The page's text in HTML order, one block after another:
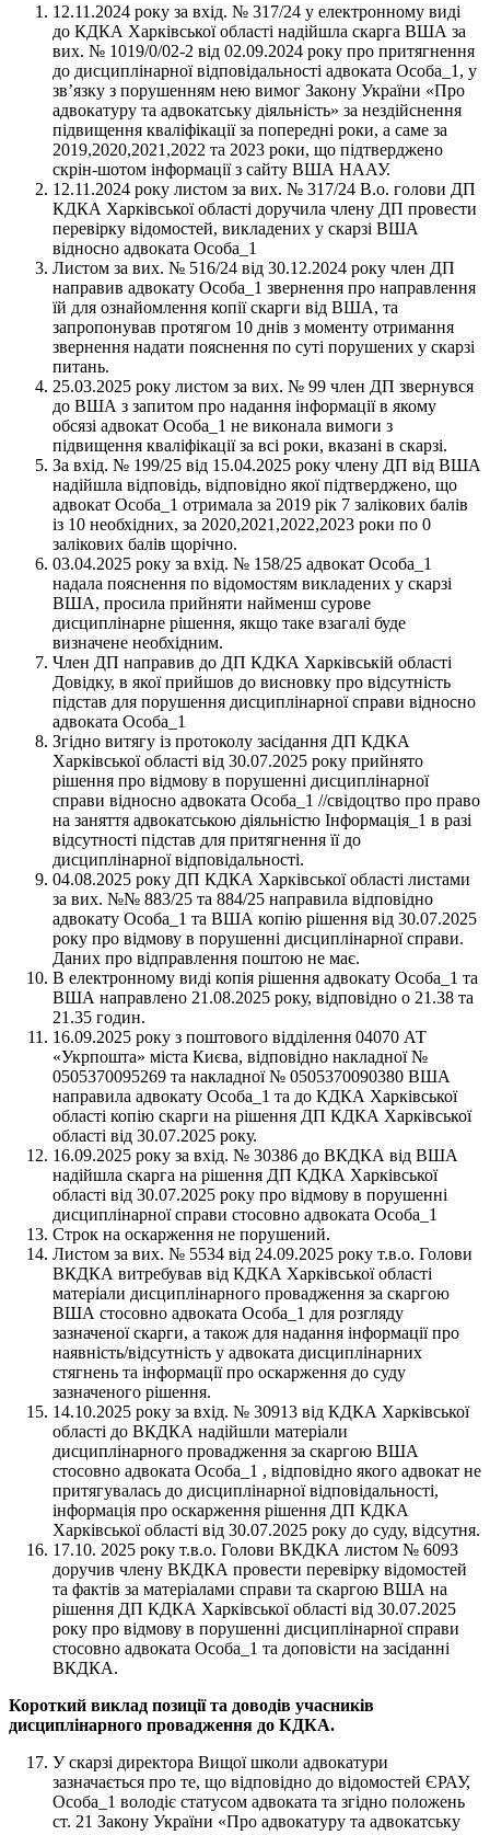
12.11.2024 року за вхід. № 317/24 у електронному виді
до КДКА Харківської області надійшла скарга ВША за
вих. № 1019/0/02-2 від 02.09.2024 року про притягнення
до дисциплінарної відповідальності адвоката Особа_1, у
зв’язку з порушенням нею вимог Закону України «Про
адвокатуру та адвокатську діяльність» за нездійснення
підвищення кваліфікації за попередні роки, а саме за
2019,2020,2021,2022 та 2023 роки, що підтверджено
скрін-шотом інформації з сайту ВША НААУ.
12.11.2024 року листом за вих. № 317/24 В.о. голови ДП
КДКА Харківської області доручила члену ДП провести
перевірку відомостей, викладених у скарзі ВША
відносно адвоката Особа_1
Листом за вих. № 516/24 від 30.12.2024 року член ДП
направив адвокату Особа_1 звернення про направлення
їй для ознайомлення копії скарги від ВША, та
запропонував протягом 10 днів з моменту отримання
звернення надати пояснення по суті порушених у скарзі
питань.
25.03.2025 року листом за вих. № 99 член ДП звернувся
до ВША з запитом про надання інформації в якому
обсязі адвокат Особа_1 не виконала вимоги з
підвищення кваліфікації за всі роки, вказані в скарзі.
За вхід. № 199/25 від 15.04.2025 року члену ДП від ВША
надійшла відповідь, відповідно якої підтверджено, що
адвокат Особа_1 отримала за 2019 рік 7 залікових балів
із 10 необхідних, за 2020,2021,2022,2023 роки по 0
залікових балів щорічно.
03.04.2025 року за вхід. № 158/25 адвокат Особа_1
надала пояснення по відомостям викладених у скарзі
ВША, просила прийняти найменш сурове
дисциплінарне рішення, якщо таке взагалі буде
визначене необхідним.
Член ДП направив до ДП КДКА Харківській області
Довідку, в якої прийшов до висновку про відсутність
підстав для порушення дисциплінарної справи відносно
адвоката Особа_1
Згідно витягу із протоколу засідання ДП КДКА
Харківської області від 30.07.2025 року прийнято
рішення про відмову в порушенні дисциплінарної
справи відносно адвоката Особа_1 //свідоцтво про право
на заняття адвокатською діяльністю Інформація_1 в разі
відсутності підстав для притягнення її до
дисциплінарної відповідальності.
04.08.2025 року ДП КДКА Харківської області листами
за вих. №№ 883/25 та 884/25 направила відповідно
адвокату Особа_1 та ВША копію рішення від 30.07.2025
року про відмову в порушенні дисциплінарної справи.
Даних про відправлення поштою не має.
В електронному виді копія рішення адвокату Особа_1 та
ВША направлено 21.08.2025 року, відповідно о 21.38 та
21.35 годин.
16.09.2025 року з поштового відділення 04070 АТ
«Укрпошта» міста Києва, відповідно накладної №
0505370095269 та накладної № 0505370090380 ВША
направила адвокату Особа_1 та до КДКА Харківської
області копію скарги на рішення ДП КДКА Харківської
області від 30.07.2025 року.
16.09.2025 року за вхід. № 30386 до ВКДКА від ВША
надійшла скарга на рішення ДП КДКА Харківської
області від 30.07.2025 року про відмову в порушенні
дисциплінарної справи стосовно адвоката Особа_1
Строк на оскарження не порушений.
Листом за вих. № 5534 від 24.09.2025 року т.в.о. Голови
ВКДКА витребував від КДКА Харківської області
матеріали дисциплінарного провадження за скаргою
ВША стосовно адвоката Особа_1 для розгляду
зазначеної скарги, а також для надання інформації про
наявність/відсутність у адвоката дисциплінарних
стягнень та інформації про оскарження до суду
зазначеного рішення.
14.10.2025 року за вхід. № 30913 від КДКА Харківської
області до ВКДКА надійшли матеріали
дисциплінарного провадження за скаргою ВША
стосовно адвоката Особа_1 , відповідно якого адвокат не
притягувалась до дисциплінарної відповідальності,
інформація про оскарження рішення ДП КДКА
Харківської області від 30.07.2025 року до суду, відсутня.
17.10. 2025 року т.в.о. Голови ВКДКА листом № 6093
доручив члену ВКДКА провести перевірку відомостей
та фактів за матеріалами справи та скаргою ВША на
рішення ДП КДКА Харківської області від 30.07.2025
року про відмову в порушенні дисциплінарної справи
стосовно адвоката Особа_1 та доповісти на засіданні
ВКДКА.
Короткий виклад позиції та доводів учасників
дисциплінарного провадження до КДКА.
У скарзі директора Вищої школи адвокатури
зазначається про те, що відповідно до відомостей ЄРАУ,
Особа_1 володіє статусом адвоката та згідно положень
ст. 21 Закону України «Про адвокатуру та адвокатську